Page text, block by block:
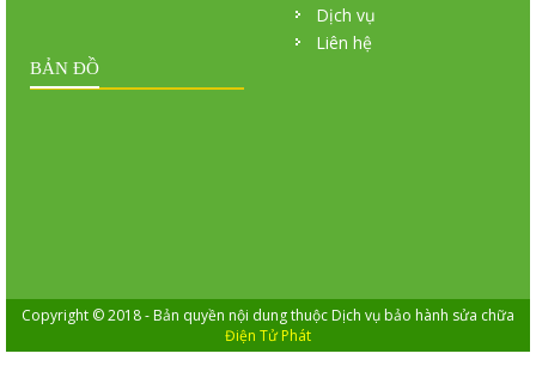
Dịch vụ
Liên hệ
BẢN ĐỒ
Copyright © 2018 - Bản quyền nội dung thuộc Dịch vụ bảo hành sửa chữa
Điện Tử Phát